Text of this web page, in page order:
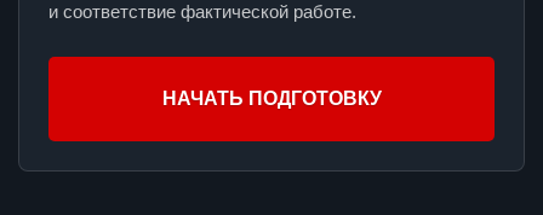
и соответствие фактической работе.
НАЧАТЬ ПОДГОТОВКУ